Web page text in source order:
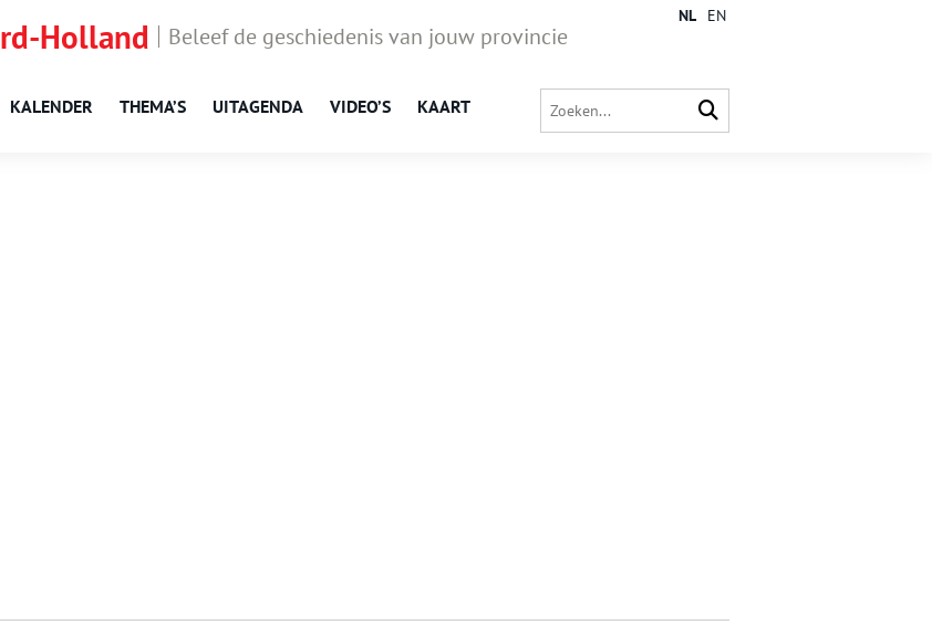
Holland Beleef de geschiedenis van jouw provincie
KALENDER THEMA’S UITAGENDA VIDEO’S KAART
NL EN